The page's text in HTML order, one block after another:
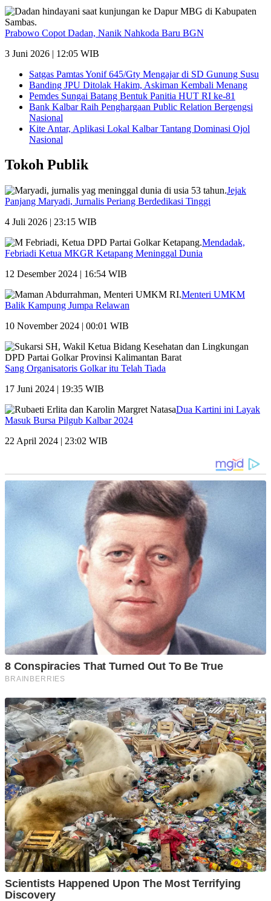
Prabowo Copot Dadan, Nanik Nahkoda Baru BGN
3 Juni 2026 | 12:05 WIB
Satgas Pamtas Yonif 645/Gty Mengajar di SD Gunung Susu
Banding JPU Ditolak Hakim, Askiman Kembali Menang
Pemdes Sungai Batang Bentuk Panitia HUT RI ke-81
Bank Kalbar Raih Penghargaan Public Relation Bergengsi
Nasional
Kite Antar, Aplikasi Lokal Kalbar Tantang Dominasi Ojol
Nasional
Tokoh Publik
Jejak
Panjang Maryadi, Jurnalis Periang Berdedikasi Tinggi
4 Juli 2026 | 23:15 WIB
Mendadak,
Febriadi Ketua MKGR Ketapang Meninggal Dunia
12 Desember 2024 | 16:54 WIB
Menteri UMKM
Balik Kampung Jumpa Relawan
10 November 2024 | 00:01 WIB
Sang Organisatoris Golkar itu Telah Tiada
17 Juni 2024 | 19:35 WIB
Dua Kartini ini Layak
Masuk Bursa Pilgub Kalbar 2024
22 April 2024 | 23:02 WIB